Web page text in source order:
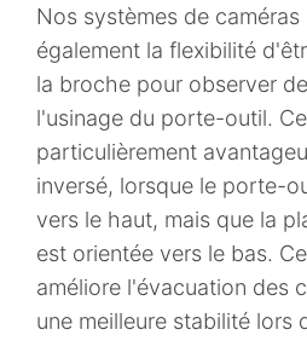
Nos systèmes de caméras
également la flexibilité
la broche pour observer
l'usinage du porte-outil.
particulièrement
inversé, lorsque le porte-
vers le haut, mais que la
est orientée vers le bas.
améliore l'évacuation des
une meilleure stabilité lors